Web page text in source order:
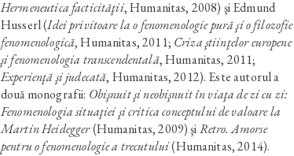
Hermeneutica facticităţii, Humanitas, 2008) şi Edmund
Husserl (Idei privitoare la o fenomenologie pură şi o filozofie
fenomenologică, Humanitas, 2011; Criza ştiinţelor europene
şi fenomenologia transcendentală, Humanitas, 2011;
Experienţă şi judecată, Humanitas, 2012). Este autorul a
două monografii: Obişnuit şi neobişnuit în viaţa de zi cu zi:
Fenomenologia situaţiei şi critica conceptului de valoare la
Martin Heidegger(Humanitas, 2009) şiRetro. Amorse
pentru o fenomenologie a trecutului(Humanitas, 2014).